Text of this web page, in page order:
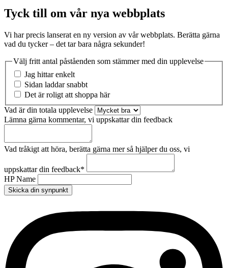
Tyck till om vår nya webbplats
Vi har precis lanserat en ny version av vår webbplats. Berätta gärna
vad du tycker – det tar bara några sekunder!
Välj fritt antal påståenden som stämmer med din upplevelse
Jag hittar enkelt
Sidan laddar snabbt
Det är roligt att shoppa här
Vad är din totala upplevelse
Lämna gärna kommentar, vi uppskattar din feedback
Vad tråkigt att höra, berätta gärna mer så hjälper du oss, vi
uppskattar din feedback*
HP Name
Skicka din synpunkt